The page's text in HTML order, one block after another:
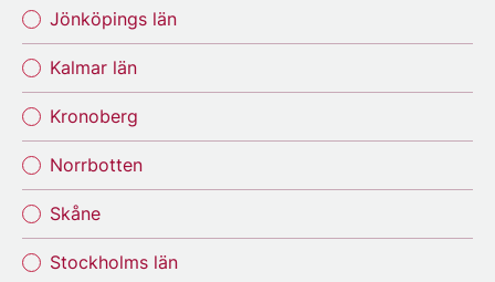
Jönköpings län
Kalmar län
Kronoberg
Norrbotten
Skåne
Stockholms län